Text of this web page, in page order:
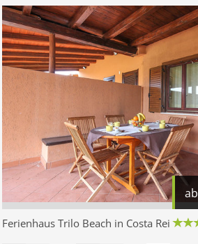
ab
Ferienhaus Trilo Beach in Costa Rei